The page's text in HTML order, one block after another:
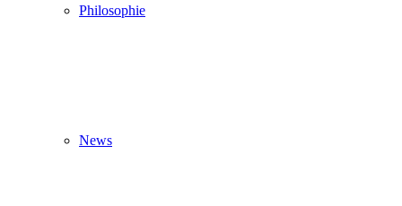
Philosophie
News